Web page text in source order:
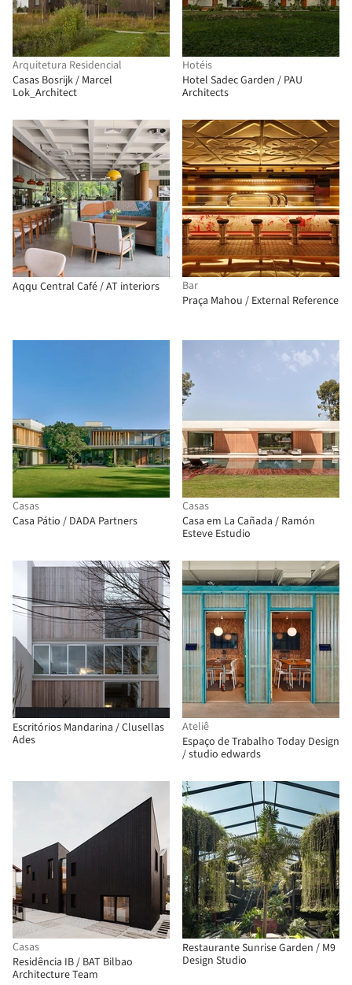
Arquitetura Residencial
Casas Bosrijk / Marcel
Lok_Architect
Hotéis
Hotel Sadec Garden / PAU
Architects
Aqqu Central Café / AT interiors
Bar
Praça Mahou / External Reference
Casas
Casa Pátio / DADA Partners
Casas
Casa em La Cañada / Ramón
Esteve Estudio
Escritórios Mandarina / Clusellas
Ades
Ateliê
Espaço de Trabalho Today Design
/ studio edwards
Casas
Residência IB / BAT Bilbao
Architecture Team
Restaurante Sunrise Garden / M9
Design Studio